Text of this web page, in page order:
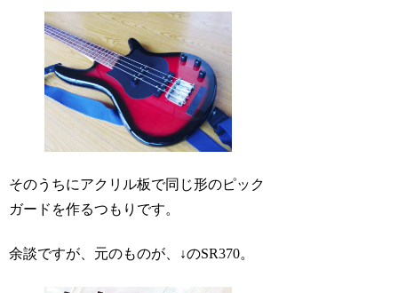
そのうちにアクリル板で同じ形のピック
ガードを作るつもりです。
余談ですが、元のものが、↓のSR370。